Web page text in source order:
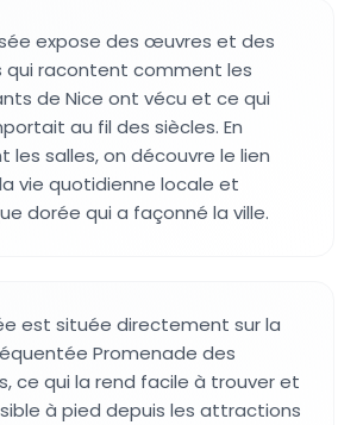
expose des œuvres et des
qui racontent comment les
de Nice ont vécu et ce qui
au fil des siècles. En
les salles, on découvre le lien
vie quotidienne locale et
dorée qui a façonné la ville.
est située directement sur la
Promenade des
ce qui la rend facile à trouver et
à pied depuis les attractions